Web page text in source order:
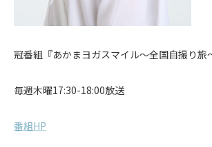
冠番組『あかまヨガスマイル〜全国自撮り旅
毎週木曜17:30-18:00放送
番組HP